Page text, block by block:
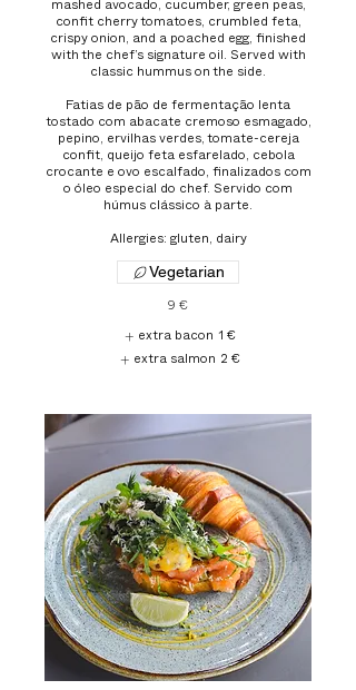
mashed avocado, cucumber, green peas,
confit cherry tomatoes, crumbled feta,
crispy onion, and a poached egg, finished
with the chef’s signature oil. Served with
classic hummus on the side.
Fatias de pão de fermentação lenta
tostado com abacate cremoso esmagado,
pepino, ervilhas verdes, tomate-cereja
confit, queijo feta esfarelado, cebola
crocante e ovo escalfado, finalizados com
o óleo especial do chef. Servido com
húmus clássico à parte.
Allergies: gluten, dairy
9 €
Vegetarian
extra bacon 1 €
extra salmon 2 €